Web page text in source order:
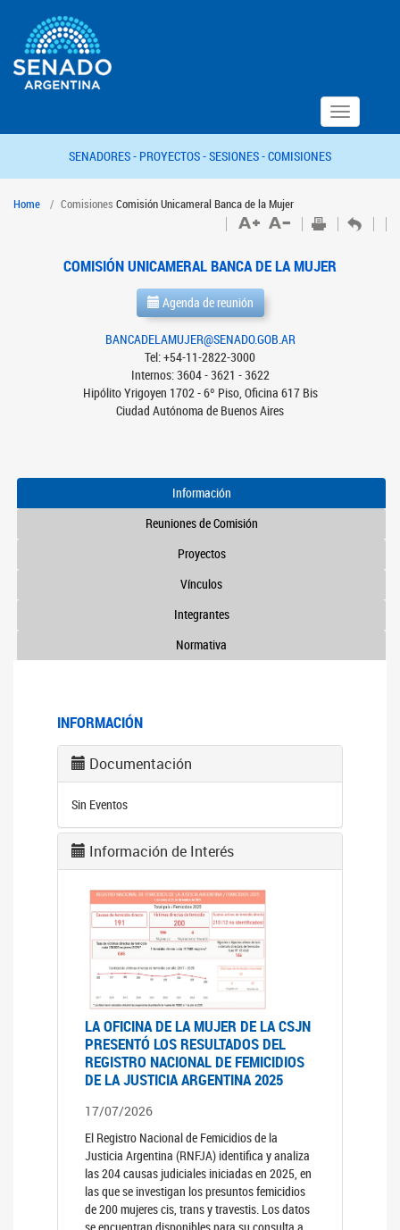
Toggle
navigation
SENADORES - PROYECTOS -SESIONES -COMISIONES
Home Comisiones Comisión Unicameral Banca de la Mujer
COMISIÓN UNICAMERAL BANCA DE LA MUJER
Agenda de reunión
BANCADELAMUJER@SENADO.GOB.AR
Tel: +54-11-2822-3000
Internos: 3604 - 3621 - 3622
Hipólito Yrigoyen 1702 - 6º Piso, Oficina 617 Bis
Ciudad Autónoma de Buenos Aires
Información
Reuniones de Comisión
Proyectos
Vínculos
Integrantes
Normativa
INFORMACIÓN
Documentación
Sin Eventos
Información de Interés
LA OFICINA DE LA MUJER DE LA CSJN
PRESENTÓ LOS RESULTADOS DEL
REGISTRO NACIONAL DE FEMICIDIOS
DE LA JUSTICIA ARGENTINA 2025
17/07/2026
El Registro Nacional de Femicidios de la
Justicia Argentina (RNFJA) identifica y analiza
las 204 causas judiciales iniciadas en 2025, en
las que se investigan los presuntos femicidios
de 200 mujeres cis, trans y travestis. Los datos